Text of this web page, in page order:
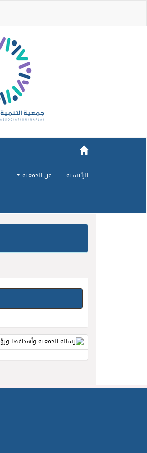
الرئيسية عن الجمعية